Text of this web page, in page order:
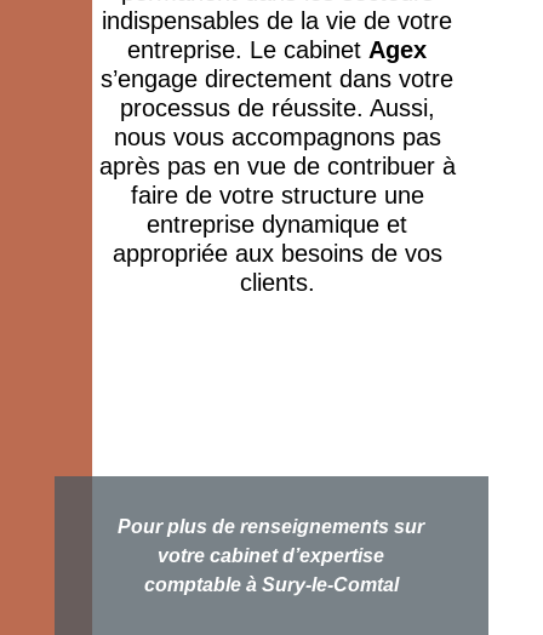
indispensables de la vie de votre
entreprise. Le cabinetAgex
s’engage directement dans votre
processus de réussite. Aussi,
nous vous accompagnons pas
après pas en vue de contribuer à
faire de votre structure une
entreprise dynamique et
appropriée aux besoins de vos
clients.
Pour plus de renseignements sur
votrecabinet d’expertise
comptable à Sury-le-Comtal